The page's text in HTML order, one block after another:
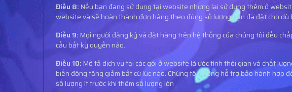
Điều 8: Nếu bạn đang sử dụng tại website nhưng lại sử dụng thêm ở
website và sẽ hoàn thành đơn hàng theo đúng số lượng bạn đã đặt cho dù
Điều 9:Mọi người đăng ký và đặt hàng trên hệ thống của chúng tôi đều
cầu bất kỳ quyền nào.
Điều 10: Mô tả dịch vụ tại các gói ở website là ước tính thời gian và chất
biến động tăng giảm bất cứ lúc nào. Chúng tôi không hổ trợ bảo hành hợp
số lượng ít trước khi thêm số lượng lớn